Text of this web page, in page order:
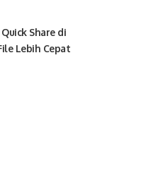
Share di
Lebih Cepat